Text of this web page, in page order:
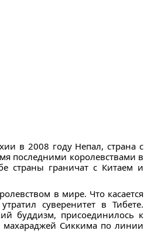
в 2008 году Непал, страна с
последними королевствами в
страны граничат с Китаем и
в мире. Что касается
суверенитет в Тибете.
буддизм, присоединилось к
махараджей Сиккима по линии